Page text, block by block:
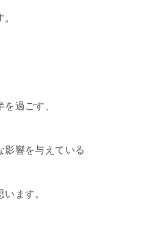
過ごす、
影響を与えている
ます。